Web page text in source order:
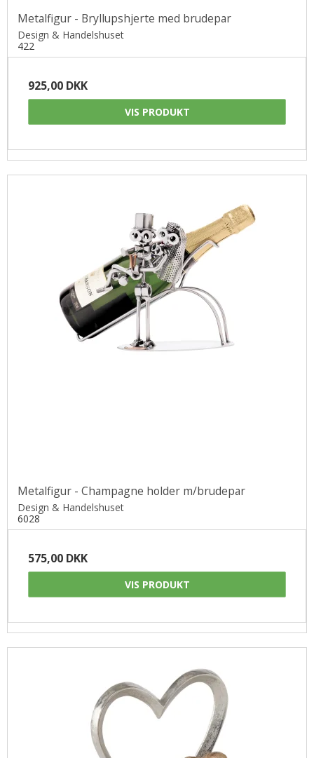
Metalfigur - Bryllupshjerte med brudepar
Design & Handelshuset
422
925,00 DKK
VIS PRODUKT
Metalfigur - Champagne holder m/brudepar
Design & Handelshuset
6028
575,00 DKK
VIS PRODUKT